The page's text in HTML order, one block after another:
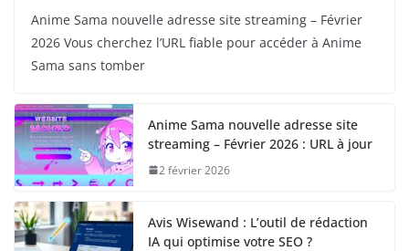
Anime Sama nouvelle adresse site streaming – Février
2026 Vous cherchez l’URL fiable pour accéder à Anime
Sama sans tomber
Anime Sama nouvelle adresse site
streaming – Février 2026 : URL à jour
2 février 2026
Avis Wisewand : L’outil de rédaction
IA qui optimise votre SEO ?